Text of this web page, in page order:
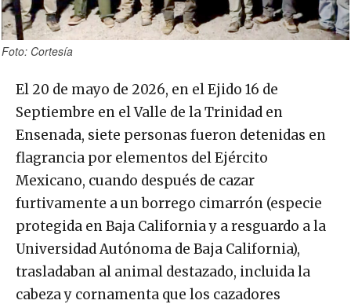
Foto: Cortesía
El 20 de mayo de 2026, en el Ejido 16 de
Septiembre en el Valle de la Trinidad en
Ensenada, siete personas fueron detenidas en
flagrancia por elementos del Ejército
Mexicano, cuando después de cazar
furtivamente a un borrego cimarrón (especie
protegida en Baja California y a resguardo a la
Universidad Autónoma de Baja California),
trasladaban al animal destazado, incluida la
cabeza y cornamenta que los cazadores